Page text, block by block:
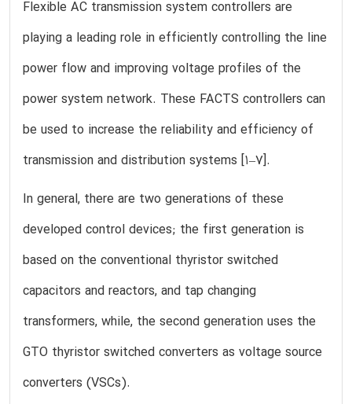
Flexible AC transmission system controllers are
playing a leading role in efficiently controlling the line
power flow and improving voltage profiles of the
power system network. These FACTS controllers can
be used to increase the reliability and efficiency of
transmission and distribution systems [1–7].
In general, there are two generations of these
developed control devices; the first generation is
based on the conventional thyristor switched
capacitors and reactors, and tap changing
transformers, while, the second generation uses the
GTO thyristor switched converters as voltage source
converters (VSCs).